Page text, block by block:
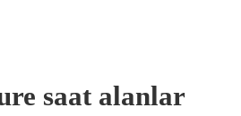
saat alanlar